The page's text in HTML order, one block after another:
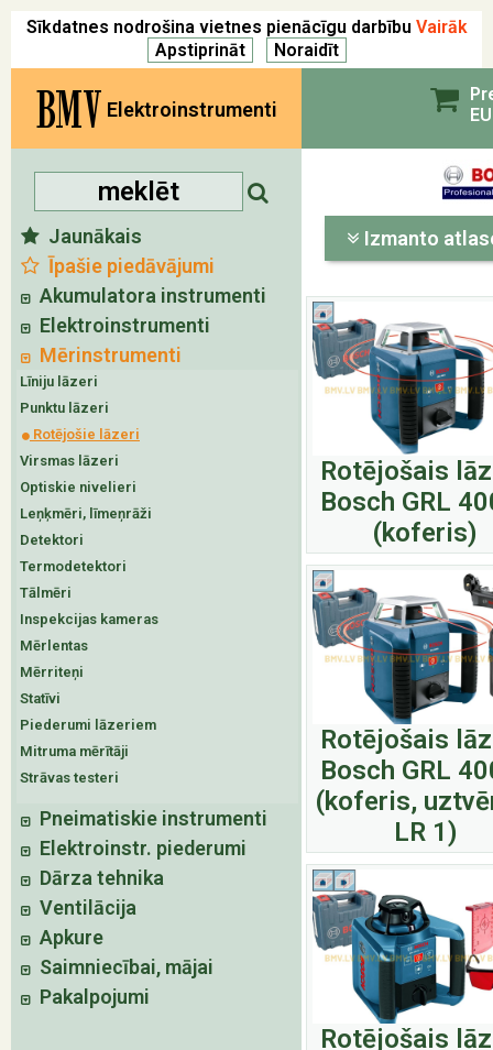
Sīkdatnes nodrošina vietnes pienācīgu darbību Vairāk
BMV Elektroinstrumenti
Jaunākais
Īpašie piedāvājumi
Akumulatora instrumenti
Elektroinstrumenti
Mērinstrumenti
Līniju lāzeri
Punktu lāzeri
Rotējošie lāzeri
Virsmas lāzeri
Optiskie nivelieri
Leņķmēri, līmeņrāži
Detektori
Termodetektori
Tālmēri
Inspekcijas kameras
Mērlentas
Mērriteņi
Statīvi
Piederumi lāzeriem
Mitruma mērītāji
Strāvas testeri
Pneimatiskie instrumenti
Elektroinstr. piederumi
Dārza tehnika
Ventilācija
Apkure
Saimniecībai, mājai
Pakalpojumi
Izmanto
Rotējošais
Bosch GRL
(koferis)
Rotējošais
Bosch GRL
(koferis,
LR 1)
Rotējošais